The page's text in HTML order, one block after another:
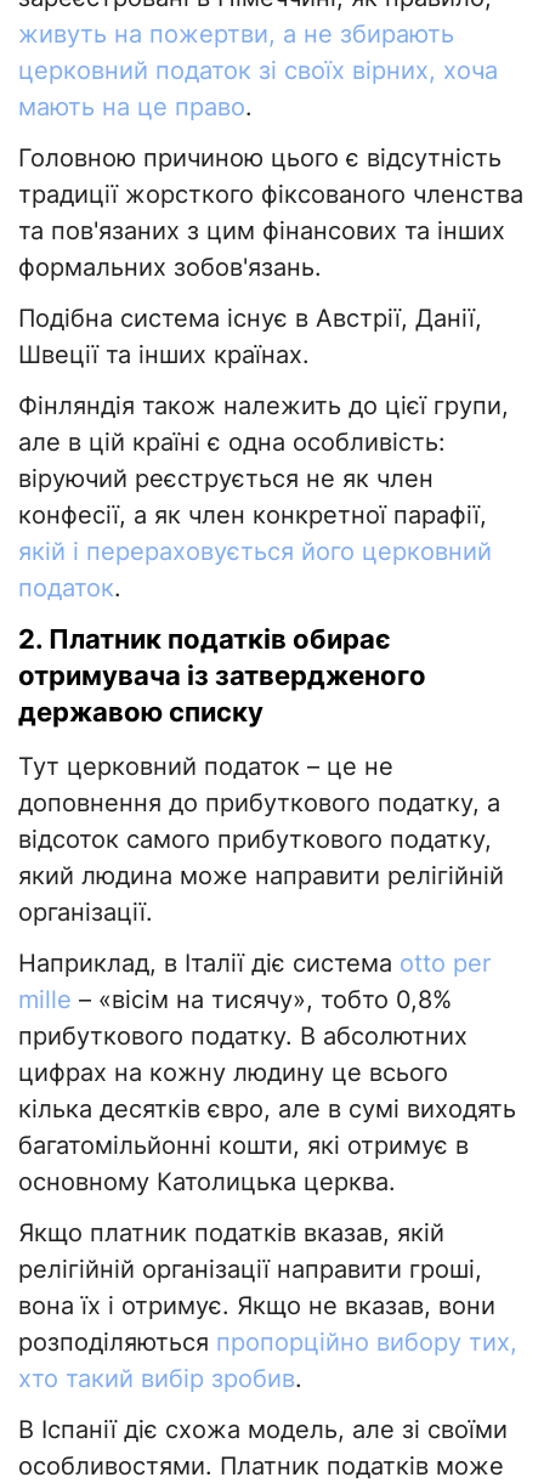
живуть на пожертви, а не збирають
церковний податок зі своїх вірних, хоча
мають на це право.
Головною причиною цього є відсутність
традиції жорсткого фіксованого членства
та пов'язаних з цим фінансових та інших
формальних зобов'язань.
Подібна система існує в Австрії, Данії,
Швеції та інших країнах.
Фінляндія також належить до цієї групи,
але в цій країні є одна особливість:
віруючий реєструється не як член
конфесії, а як член конкретної парафії,
якій і перераховується його церковний
податок.
2. Платник податків обирає
отримувача із затвердженого
державою списку
Тут церковний податок – це не
доповнення до прибуткового податку, а
відсоток самого прибуткового податку,
який людина може направити релігійній
організації.
Наприклад, в Італії діє система otto per
mille – «вісім на тисячу», тобто 0,8%
прибуткового податку. В абсолютних
цифрах на кожну людину це всього
кілька десятків євро, але в сумі виходять
багатомільйонні кошти, які отримує в
основному Католицька церква.
Якщо платник податків вказав, якій
релігійній організації направити гроші,
вона їх і отримує. Якщо не вказав, вони
розподіляються пропорційно вибору тих,
хто такий вибір зробив.
В Іспанії діє схожа модель, але зі своїми
особливостями. Платник податків може